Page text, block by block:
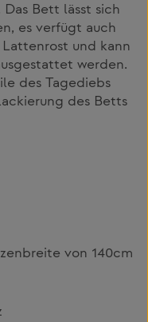
Bett lässt sich
es verfügt auch
und kann
werden.
des Tagediebs
des Betts
von 140cm